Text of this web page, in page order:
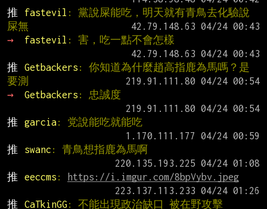
推
fastevil : 黨說屎能吃，明天就有青鳥去化驗說
屎無
→
fastevil : 害，吃一點不會怎樣
推
Getbackers : 你知道為什麼趙高指鹿為馬嗎？是
要測
→
Getbackers : 忠誠度
推
garcia: 党說能吃就能吃
推
swanc : 青鳥想指鹿為馬啊
推
eeccms :
https://i.imgur.com/8bpVybv.jpeg
推
CaTkinGG: 不能出現政治缺口 被在野攻擊